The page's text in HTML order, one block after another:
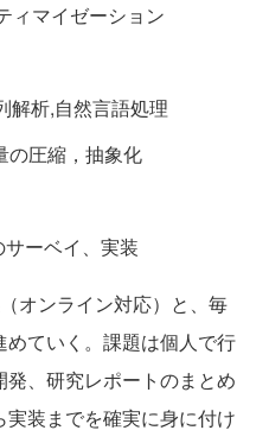
ィマイゼーション
解析,自然言語処理
の圧縮，抽象化
ーベイ、実装
オンライン対応）と、毎
ていく。課題は個人で行
、研究レポートのまとめ
装までを確実に身に付け